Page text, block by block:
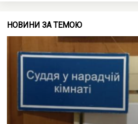
НОВИНИ ЗА ТЕМОЮ